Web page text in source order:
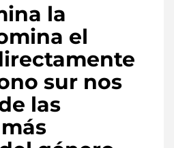
la
el
sur nos
las